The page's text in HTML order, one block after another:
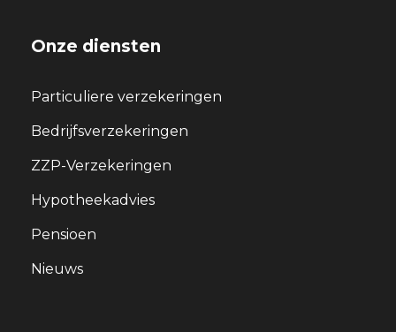
Onze diensten
Particuliere verzekeringen
Bedrijfsverzekeringen
ZZP-Verzekeringen
Hypotheekadvies
Pensioen
Nieuws